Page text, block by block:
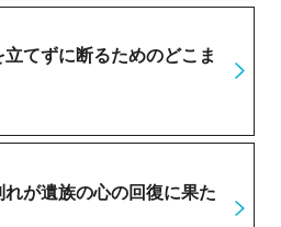
てずに断るためのどこま
が遺族の心の回復に果た